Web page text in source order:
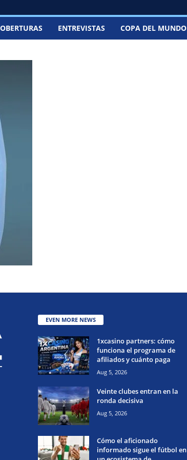
ENTREVISTAS COPA DEL MUNDO
EVEN MORE NEWS
1xcasino partners: cómo
funciona el programa de
afiliados y cuánto paga
Aug 5, 2026
Veinte clubes entran en la
ronda decisiva
Aug 5, 2026
Cómo el aficionado
informado sigue el fútbol en